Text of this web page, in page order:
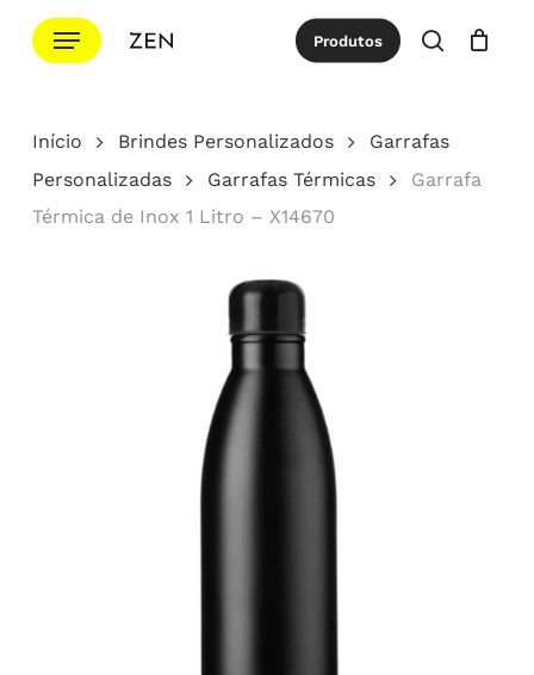
para
principal
Menu Produtos
procurar
Cotação Close
Início Brindes Personalizados
Garrafas
Personalizadas
Garrafas Térmicas
Garrafa
Térmica de Inox 1 Litro – X14670